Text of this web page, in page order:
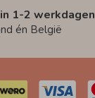
1-2 werkdagen
én België